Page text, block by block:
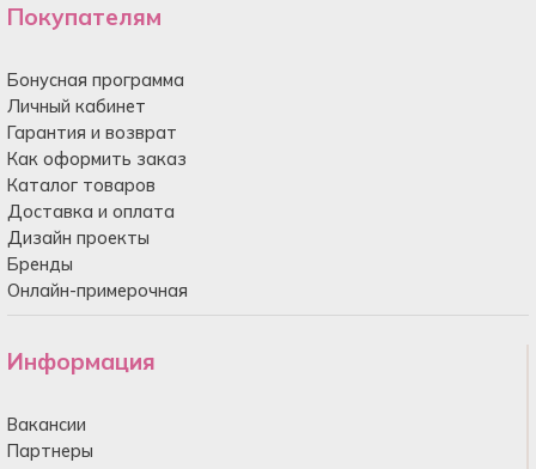
Покупателям
Бонусная программа
Личный кабинет
Гарантия и возврат
Как оформить заказ
Каталог товаров
Доставка и оплата
Дизайн проекты
Бренды
Онлайн-примерочная
Информация
Вакансии
Партнеры